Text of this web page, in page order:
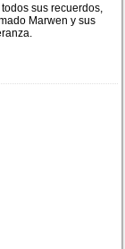
sus recuerdos,
Marwen y sus